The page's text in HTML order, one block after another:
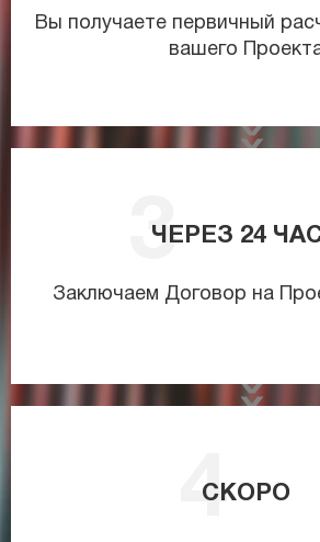
Вы получаете первичный
вашего
ЧЕРЕЗ 24
Заключаем Договор на
СКОРО